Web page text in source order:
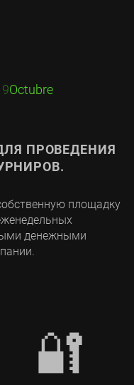
ПРОВЕДЕНИЯ
площадку
денежными
Octubre
🔐